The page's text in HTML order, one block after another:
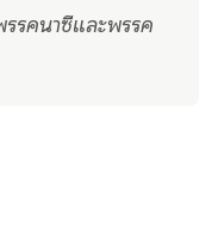
รคนาซีและพรรค